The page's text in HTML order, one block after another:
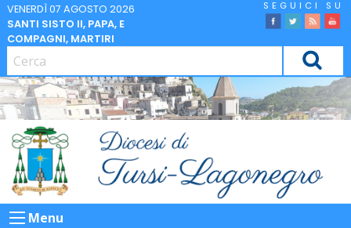
Skip
to
content
VENERDÌ 07 AGOSTO 2026
SANTI SISTO II, PAPA, E
COMPAGNI, MARTIRI
facebook
Twitter
Feed
CERCA
Menu